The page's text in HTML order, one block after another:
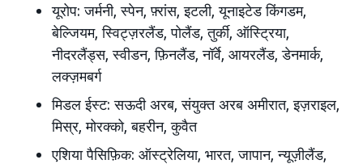
यूरोप: जर्मनी, स्पेन, फ़्रांस, इटली, यूनाइटेड किंगडम,
बेल्जियम, स्विट्ज़रलैंड, पोलैंड, तुर्की, ऑस्ट्रिया,
नीदरलैंड्स, स्वीडन, फ़िनलैंड, नॉर्वे, आयरलैंड, डेनमार्क,
लक्ज़मबर्ग
मिडल ईस्ट: सऊदी अरब, संयुक्त अरब अमीरात, इज़राइल,
मिस्र, मोरक्को, बहरीन, कुवैत
एशिया पैसिफ़िक: ऑस्ट्रेलिया, भारत, जापान, न्यूज़ीलैंड,